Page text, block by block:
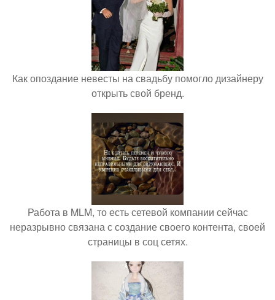
Как опоздание невесты на свадьбу помогло дизайнеру
открыть свой бренд.
Работа в MLM, то есть сетевой компании сейчас
неразрывно связана с создание своего контента, своей
страницы в соц сетях.